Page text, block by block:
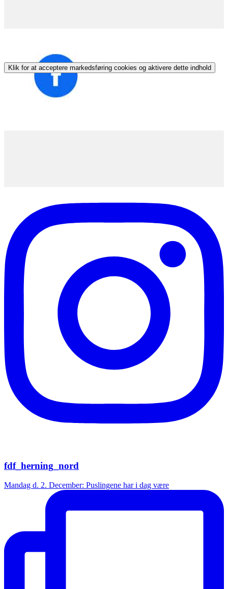
Klik for at acceptere markedsføring cookies og aktivere dette indhold
fdf_herning_nord
Mandag d. 2. December: Puslingene har i dag være